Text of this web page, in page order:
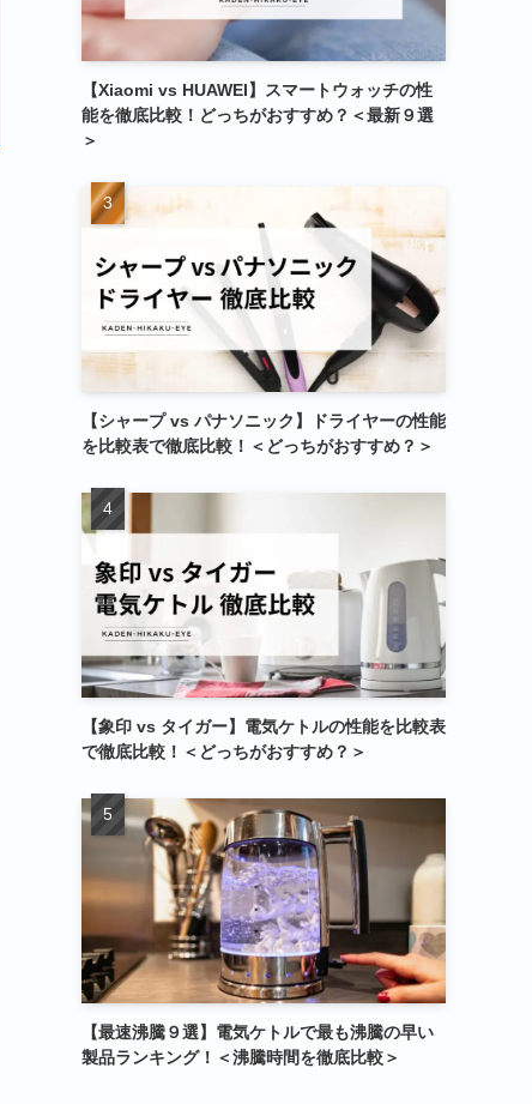
【Xiaomi vs HUAWEI】スマートウォッチの性
能を徹底比較！どっちがおすすめ？＜最新９選
＞
【シャープ vs パナソニック】ドライヤーの性能
を比較表で徹底比較！＜どっちがおすすめ？＞
【象印 vs タイガー】電気ケトルの性能を比較表
で徹底比較！＜どっちがおすすめ？＞
【最速沸騰９選】電気ケトルで最も沸騰の早い
製品ランキング！＜沸騰時間を徹底比較＞